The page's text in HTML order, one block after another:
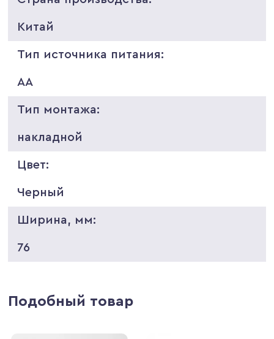
Китай
Тип источника питания:
AA
Тип монтажа:
накладной
Цвет:
Черный
Ширина, мм:
76
Подобный товар